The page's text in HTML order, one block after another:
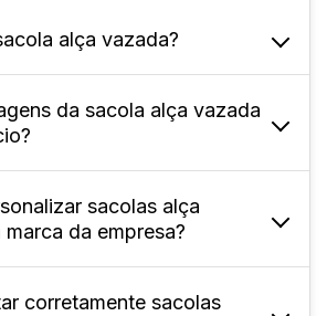
alça vazada?
sacola produzida em
densidade (PEBD), que
alça que facilita o seu
da sacola alça vazada
de sacola garante
de produtos pelos
de transmitir
da marca.
sacolas alça
da empresa?
é feita na arte que
corretamente sacolas